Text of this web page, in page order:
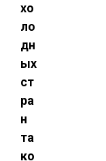
хо
ло
дн
ых
ст
ра
н
та
ко